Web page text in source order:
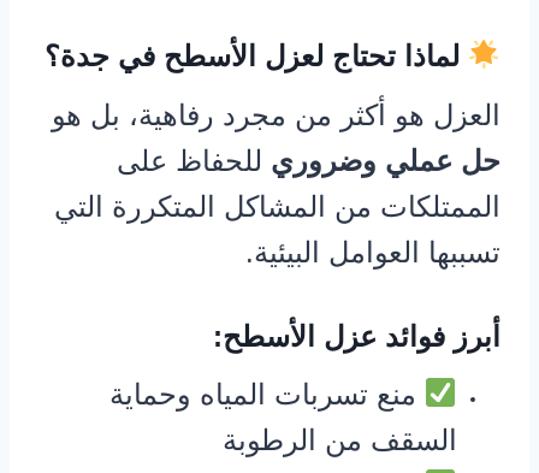
لماذا تحتاج لعزل الأسطح في جدة؟
العزل هو أكثر من مجرد رفاهية، بل هو
حل عملي وضروري للحفاظ على
الممتلكات من المشاكل المتكررة التي
تسببها العوامل البيئية.
أبرز فوائد عزل الأسطح:
منع تسربات المياه وحماية
السقف من الرطوبة